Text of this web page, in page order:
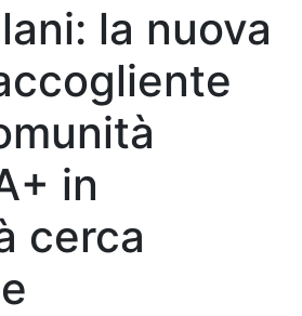
la nuova
in
cerca